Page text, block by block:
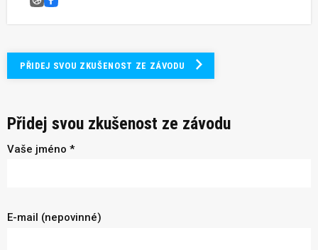
Běh dvou kostelů
Facebook
PŘIDEJ SVOU ZKUŠENOST ZE ZÁVODU
Přidej svou zkušenost ze závodu
Vaše jméno *
E-mail (nepovinné)